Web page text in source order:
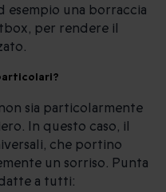
una borraccia
per rendere il
sia particolarmente
In questo caso, il
che portino
un sorriso. Punta
a tutti: